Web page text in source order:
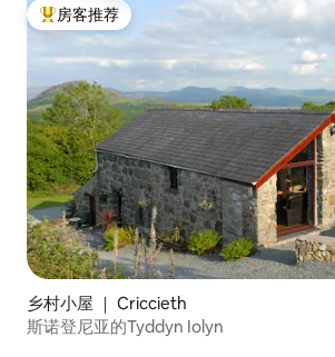
热门「房客推荐」
房客推荐
乡村小屋 ｜ Criccieth
斯诺登尼亚的Tyddyn Iolyn